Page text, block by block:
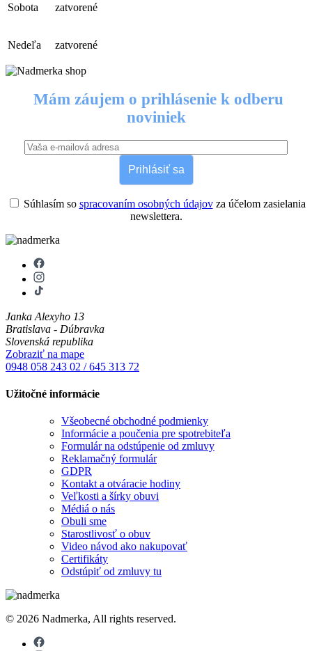
Sobota zatvorené
Nedeľa zatvorené
Mám záujem o prihlásenie k odberu
noviniek
Prihlásiť sa
Súhlasím so spracovaním osobných údajovza účelom zasielania
newslettera.
Janka Alexyho 13
Bratislava - Dúbravka
Slovenská republika
Zobraziť na mape
0948 058 243 02 / 645 313 72
Užitočné informácie
Všeobecné obchodné podmienky
Informácie a poučenia pre spotrebiteľa
Formulár na odstúpenie od zmluvy
Reklamačný formulár
GDPR
Kontakt a otváracie hodiny
Veľkosti a šírky obuvi
Médiá o nás
Obuli sme
Starostlivosť o obuv
Video návod ako nakupovať
Certifikáty
Odstúpiť od zmluvy tu
© 2026 Nadmerka, All rights reserved.